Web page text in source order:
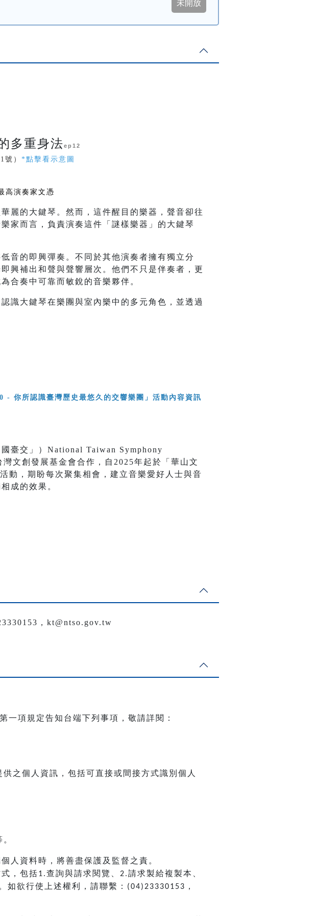
多重身法ep12
號） *點擊看示意圖
高演奏家文憑
麗的大鍵琴。然而，這件醒目的樂器，聲音卻往
家而言，負責演奏這件「謎樣樂器」的大鍵琴
音的即興彈奏。不同於其他演奏者擁有獨立分
興補出和聲與聲響層次。他們不只是伴奏者，更
合奏中可靠而敏銳的音樂夥伴。
識大鍵琴在樂團與室內樂中的多元角色，並透過
臺交」）National Taiwan Symphony
文創發展基金會合作，自2025年起於「華山文
動，期盼每次聚集相會，建立音樂愛好人士與音
成的效果。
，kt@ntso.gov.tw
一項規定告知台端下列事項，敬請詳閱：
之個人資訊，包括可直接或間接方式識別個人
人資料時，將善盡保護及監督之責。
，包括1.查詢與請求閱覽、 2.請求製給複製本、
如欲行使上述權利，請聯繫： (04)23330153 ，